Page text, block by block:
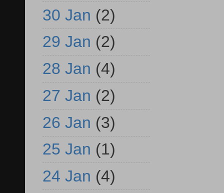
30 Jan (2)
29 Jan (2)
28 Jan (4)
27 Jan (2)
26 Jan (3)
25 Jan (1)
24 Jan (4)